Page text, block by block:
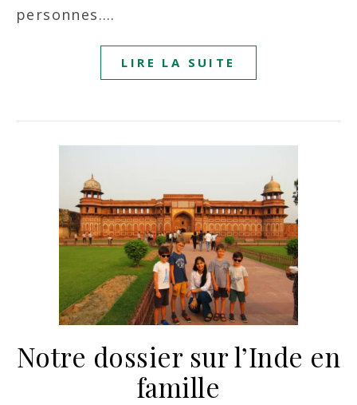
personnes.…
LIRE LA SUITE
Notre dossier sur l’Inde en
famille